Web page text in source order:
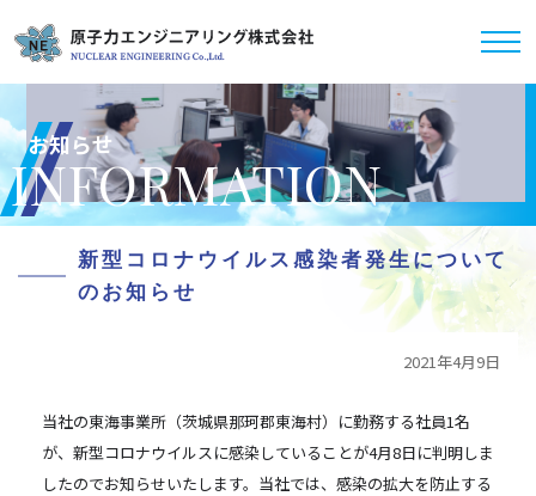
お知らせ
INFORMATION
新型コロナウイルス感染者発生について
のお知らせ
2021年4月9日
当社の東海事業所（茨城県那珂郡東海村）に勤務する社員1名
が、新型コロナウイルスに感染していることが4月8日に判明しま
したのでお知らせいたします。当社では、感染の拡大を防止する